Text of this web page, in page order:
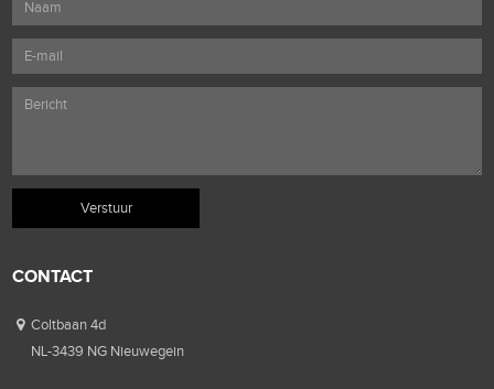
CONTACT
Coltbaan 4d
NL-3439 NG Nieuwegein